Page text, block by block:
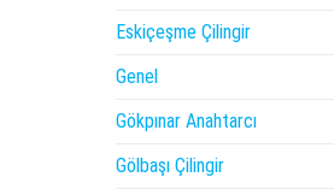
Eskiçeşme Çilingir
Genel
Gökpınar Anahtarcı
Gölbaşı Çilingir